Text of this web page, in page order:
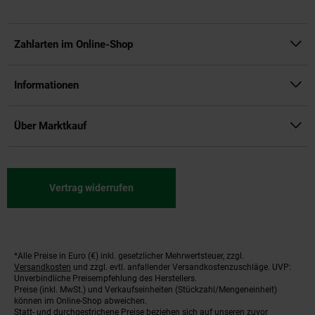
Zahlarten im Online-Shop
Informationen
Über Marktkauf
Vertrag widerrufen
Fußnoten
*Alle Preise in Euro (€) inkl. gesetzlicher Mehrwertsteuer, zzgl.
Versandkosten und zzgl. evtl. anfallender Versandkostenzuschläge. UVP:
Unverbindliche Preisempfehlung des Herstellers.
Preise (inkl. MwSt.) und Verkaufseinheiten (Stückzahl/Mengeneinheit)
können im Online-Shop abweichen.
Statt- und durchgestrichene Preise beziehen sich auf unseren zuvor